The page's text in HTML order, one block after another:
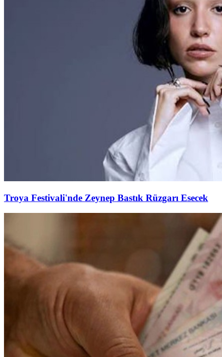
Troya Festivali'nde Zeynep Bastık Rüzgarı Esecek